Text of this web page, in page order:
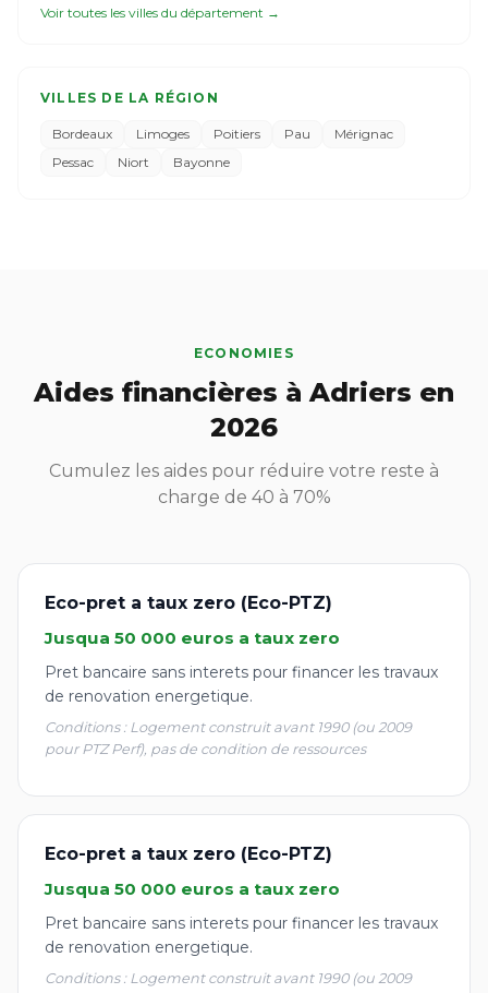
Voir toutes les villes du département →
VILLES DE LA RÉGION
Bordeaux Limoges Poitiers Pau
Mérignac
Pessac
Niort Bayonne
ECONOMIES
Aides financières à Adriers en
2026
Cumulez les aides pour réduire votre reste à
charge de 40 à 70%
Eco-pret a taux zero (Eco-PTZ)
Jusqua 50 000 euros a taux zero
Pret bancaire sans interets pour financer les travaux
de renovation energetique.
Conditions : Logement construit avant 1990 (ou 2009
pour PTZ Perf), pas de condition de ressources
Eco-pret a taux zero (Eco-PTZ)
Jusqua 50 000 euros a taux zero
Pret bancaire sans interets pour financer les travaux
de renovation energetique.
Conditions : Logement construit avant 1990 (ou 2009